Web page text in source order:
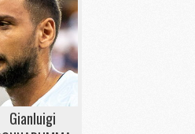
Gianluigi